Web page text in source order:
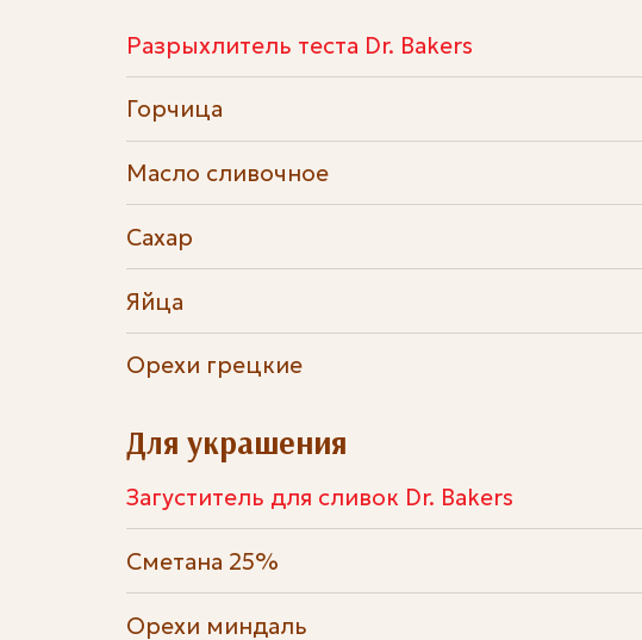
Разрыхлитель теста Dr. Bakers
Горчица
Масло сливочное
Сахар
Яйца
Орехи грецкие
Для украшения
Загуститель для сливок Dr. Bakers
Сметана 25%
Орехи миндаль